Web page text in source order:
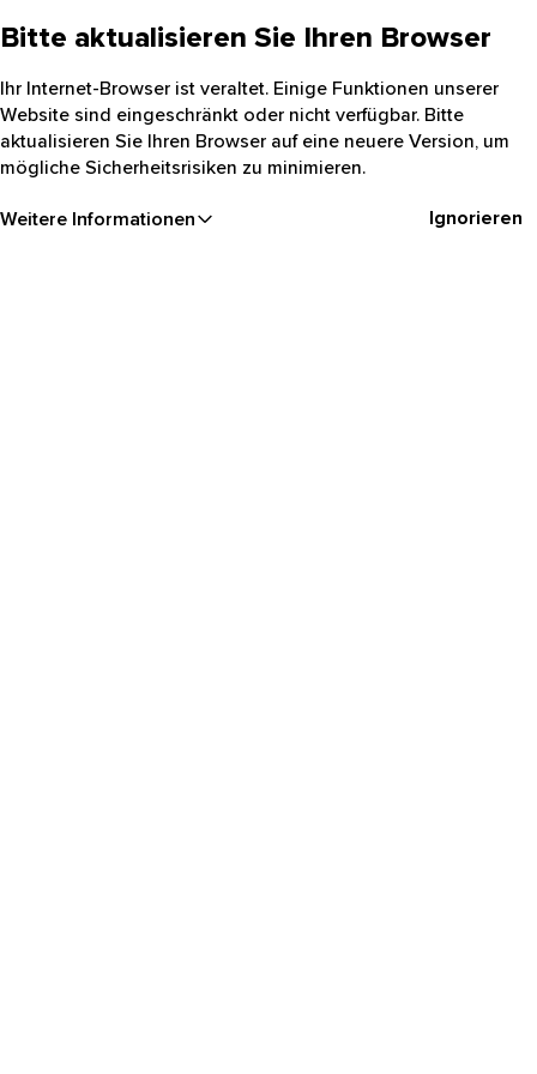
Bitte aktualisieren Sie Ihren Browser
Ihr Internet-Browser ist veraltet. Einige Funktionen unserer
Website sind eingeschränkt oder nicht verfügbar. Bitte
aktualisieren Sie Ihren Browser auf eine neuere Version, um
mögliche Sicherheitsrisiken zu minimieren.
Weitere Informationen Ignorieren